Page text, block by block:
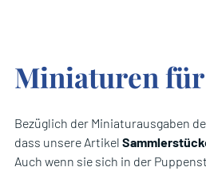
Miniaturen
Bezüglich der Miniaturausgaben
dass unsere Artikel
Auch wenn sie sich in der